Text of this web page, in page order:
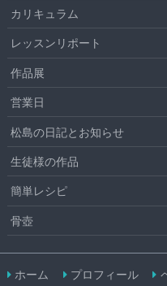
カリキュラム
レッスンリポート
作品展
営業日
松島の日記とお知らせ
生徒様の作品
簡単レシピ
骨壺
ホーム プロフィール